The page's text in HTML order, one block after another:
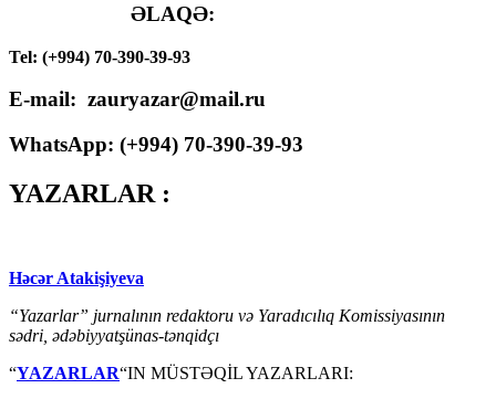
ƏLAQƏ:
Tel: (+994) 70-390-39-93
E-mail: zauryazar@mail.ru
WhatsApp: (+994) 70-390-39-93
YAZARLAR :
Həcər Atakişiyeva
“Yazarlar” jurnalının redaktoru və Yaradıcılıq Komissiyasının
sədri, ədəbiyyatşünas-tənqidçı
“YAZARLAR“IN MÜSTƏQİL YAZARLARI: